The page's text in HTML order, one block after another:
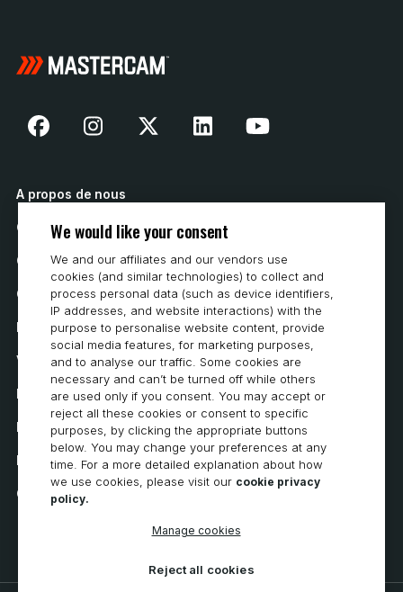
A propos de nous
Contactez nous
Comment acheter
Carrières
Exigences du système
Vie privée
Déclaration de confidentialité
Déclaration d’accessibilité
Politique en matière de cookies
Cookie Preferences
We would like your consent
We and our affiliates and our vendors use
cookies (and similar technologies) to collect and
process personal data (such as device identifiers,
IP addresses, and website interactions) with the
purpose to personalise website content, provide
social media features, for marketing purposes,
and to analyse our traffic. Some cookies are
necessary and can’t be turned off while others
are used only if you consent. You may accept or
reject all these cookies or consent to specific
purposes, by clicking the appropriate buttons
below. You may change your preferences at any
time. For a more detailed explanation about how
we use cookies, please visit our cookie privacy
policy.
Manage cookies
Reject all cookies